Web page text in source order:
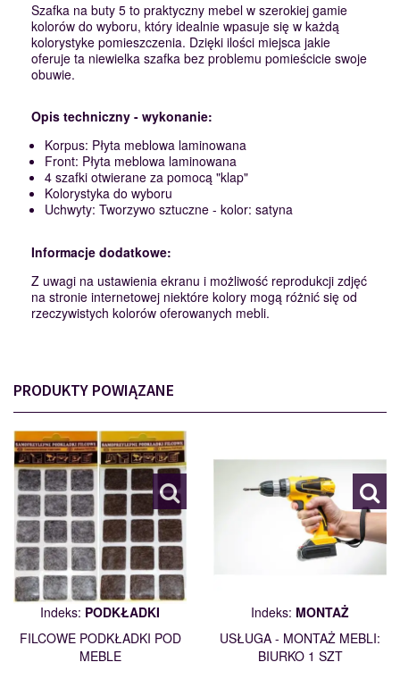
Szafka na buty 5 to praktyczny mebel w szerokiej gamie
kolorów do wyboru, który idealnie wpasuje się w każdą
kolorystyke pomieszczenia. Dzięki ilości miejsca jakie
oferuje ta niewielka szafka bez problemu pomieścicie swoje
obuwie.
Opis techniczny - wykonanie:
Korpus: Płyta meblowa laminowana
Front: Płyta meblowa laminowana
4 szafki otwierane za pomocą "klap"
Kolorystyka do wyboru
Uchwyty: Tworzywo sztuczne - kolor: satyna
Informacje dodatkowe:
Z uwagi na ustawienia ekranu i możliwość reprodukcji zdjęć
na stronie internetowej niektóre kolory mogą różnić się od
rzeczywistych kolorów oferowanych mebli.
PRODUKTY POWIĄZANE
PODKŁADKI
110562
Indeks: PODKŁADKI
FILCOWE PODKŁADKI POD
MEBLE
Indeks: MONTAŻ
USŁUGA - MONTAŻ MEBLI:
BIURKO 1 SZT